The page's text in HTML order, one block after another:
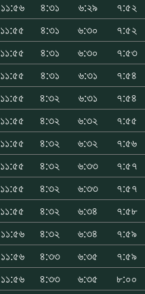
১১:৫৬ ৪:৩১ ৬:২৯
৭:৫২
১১:৫৫ ৪:৩১ ৬:৩০
৭:৫২
১১:৫৫ ৪:৩১ ৬:৩০
৭:৫৩
১১:৫৫ ৪:৩১ ৬:৩১
৭:৫৪
১১:৫৫ ৪:৩২ ৬:৩১
৭:৫৪
১১:৫৫ ৪:৩২ ৬:৩২
৭:৫৫
১১:৫৫ ৪:৩২ ৬:৩২
৭:৫৬
১১:৫৫ ৪:৩২ ৬:৩৩
৭:৫৭
১১:৫৫ ৪:৩২ ৬:৩৩
৭:৫৭
১১:৫৫ ৪:৩২ ৬:৩৪
৭:৫৮
১১:৫৬ ৪:৩২ ৬:৩৪
৭:৫৯
১১:৫৬ ৪:৩৩ ৬:৩৫
৭:৫৯
১১:৫৬ ৪:৩৩ ৬:৩৫
৮:০০